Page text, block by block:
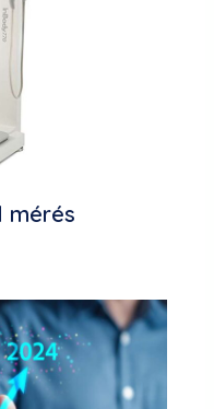
mérés